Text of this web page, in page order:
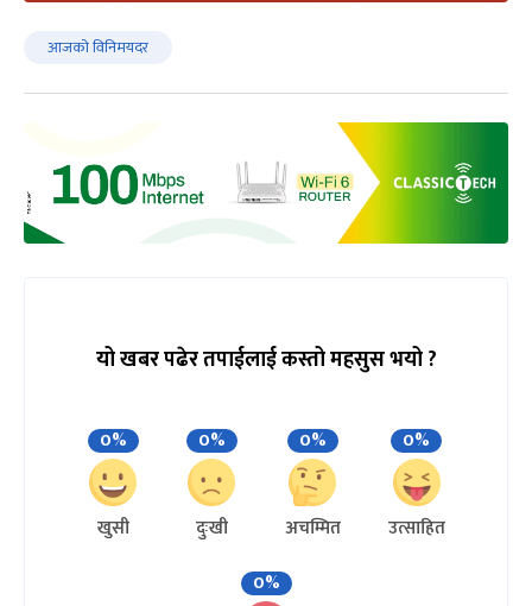
आजको विनिमयदर
यो खबर पढेर तपाईलाई कस्तो महसुस भयो ?
0%
खुसी
0%
दुःखी
0%
अचम्मित
0%
उत्साहित
0%